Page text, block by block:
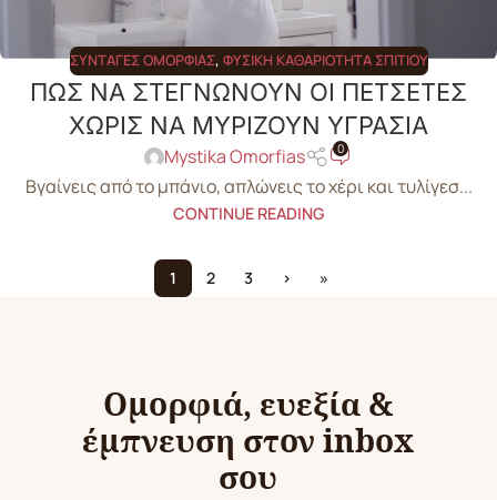
ΣΥΝΤΑΓΈΣ ΟΜΟΡΦΙΆΣ, ΦΥΣΙΚΉ ΚΑΘΑΡΙΌΤΗΤΑ ΣΠΙΤΙΟΎ
ΠΩΣ ΝΑ ΣΤΕΓΝΩΝΟΥΝ ΟΙ ΠΕΤΣΕΤΕΣ
ΧΩΡΙΣ ΝΑ ΜΥΡΙΖΟΥΝ ΥΓΡΑΣΙΑ
Mystika Omorfias 0
Βγαίνεις από το μπάνιο, απλώνεις το χέρι και τυλίγεσ...
CONTINUE READING
1 2 3 › »
Ομορφιά, ευεξία &
έμπνευση στον inbox
σου